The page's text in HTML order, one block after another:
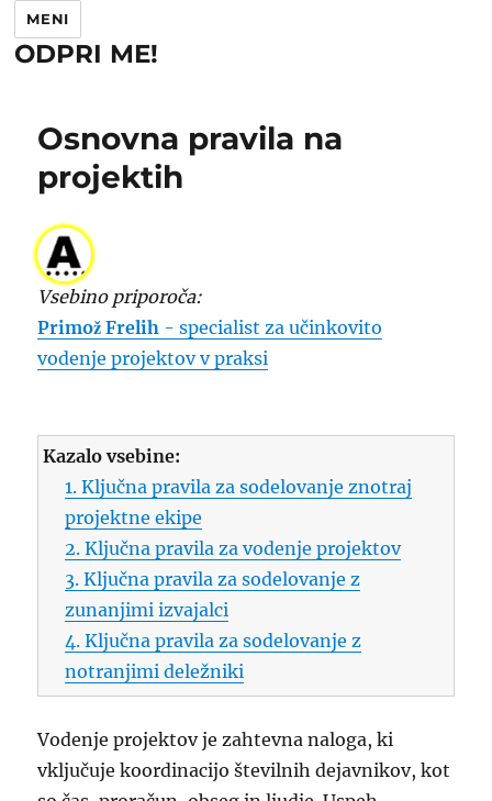
ODPRI ME!
MENI
Osnovna pravila na
projektih
Vsebino priporoča:
Primož Frelih - specialist za učinkovito
vodenje projektov v praksi
Kazalo vsebine:
1. Ključna pravila za sodelovanje znotraj
projektne ekipe
2. Ključna pravila za vodenje projektov
3. Ključna pravila za sodelovanje z
zunanjimi izvajalci
4. Ključna pravila za sodelovanje z
notranjimi deležniki
Vodenje projektov je zahtevna naloga, ki
vključuje koordinacijo številnih dejavnikov, kot